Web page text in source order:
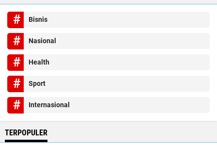
Bisnis
Nasional
Health
Sport
Internasional
TERPOPULER